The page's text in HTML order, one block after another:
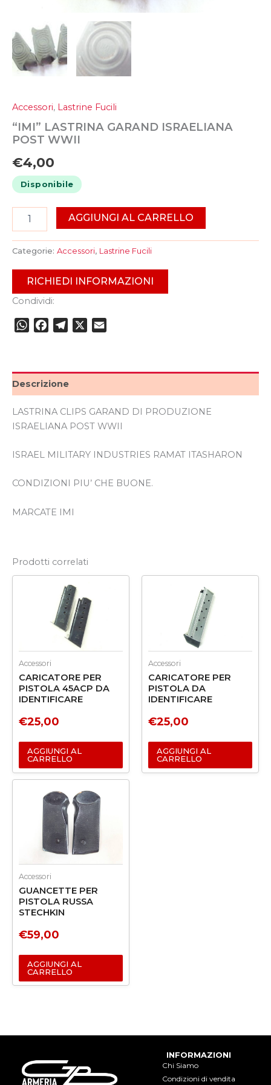
Accessori, Lastrine Fucili
“IMI” LASTRINA GARAND ISRAELIANA
POST WWII
€4,00
Disponibile
AGGIUNGI AL CARRELLO
Categorie: Accessori, Lastrine Fucili
RICHIEDI INFORMAZIONI
Condividi:
WhatsApp
Facebook
Telegram
Descrizione
LASTRINA CLIPS GARAND DI PRODUZIONE
ISRAELIANA POST WWII
ISRAEL MILITARY INDUSTRIES RAMAT ITASHARON
CONDIZIONI PIU’ CHE BUONE.
MARCATE IMI
Prodotti correlati
Accessori
CARICATORE PER
PISTOLA 45ACP DA
IDENTIFICARE
€25,00
AGGIUNGI AL
CARRELLO
Accessori
CARICATORE PER
PISTOLA DA
IDENTIFICARE
€25,00
AGGIUNGI AL
CARRELLO
Accessori
GUANCETTE PER
PISTOLA RUSSA
STECHKIN
€59,00
AGGIUNGI AL
CARRELLO
INFORMAZIONI
Chi Siamo
Condizioni di vendita